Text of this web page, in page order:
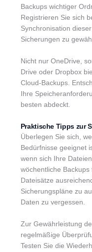
Backups wichtiger
Registrieren Sie sich
Synchronisation
Sicherungen zu
Nicht nur OneDrive,
Drive oder Dropbox
Cloud-Backups.
Ihre
besten abdeckt.
Praktische Tipps zur
Überlegen Sie sich,
Bedürfnisse geeignet
wenn sich Ihre
wöchentliche
Dateisätze
Sicherungspläne zu
Daten zu vergessen.
Zur Gewährleistung
regelmäßige
Testen Sie die